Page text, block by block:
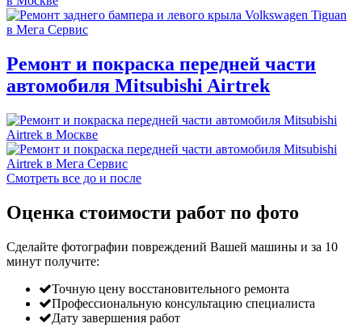
Ремонт и покраска передней части
автомобиля Mitsubishi Airtrek
Смотреть все до и после
Оценка стоимости работ по фото
Сделайте фотографии повреждений Вашей машины и за 10
минут получите:
Точную цену восстановительного ремонта
Профессиональную консультацию специалиста
Дату завершения работ